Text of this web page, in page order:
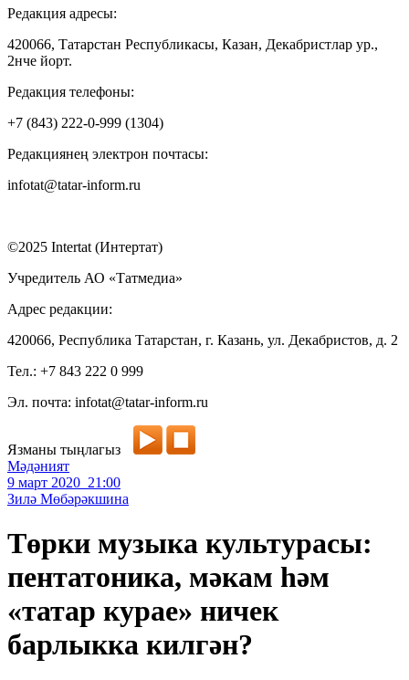
Редакция адресы:
420066, Татарстан Республикасы, Казан, Декабристлар ур.,
2нче йорт.
Редакция телефоны:
+7 (843) 222-0-999 (1304)
Редакциянең электрон почтасы:
infotat@tatar-inform.ru
©2025 Intertat (Интертат)
Учредитель АО «Татмедиа»
Адрес редакции:
420066, Республика Татарстан, г. Казань, ул. Декабристов, д. 2
Тел.: +7 843 222 0 999
Эл. почта: infotat@tatar-inform.ru
Язманы тыңлагыз
Мәдәният
9 март 2020 21:00
Зилә Мөбәрәкшина
Төрки музыка культурасы:
пентатоника, мәкам һәм
«татар курае» ничек
барлыкка килгән?